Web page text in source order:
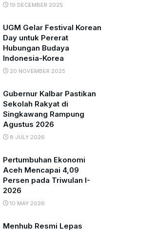
19 DECEMBER 2025
UGM Gelar Festival Korean
Day untuk Pererat
Hubungan Budaya
Indonesia-Korea
20 NOVEMBER 2025
Gubernur Kalbar Pastikan
Sekolah Rakyat di
Singkawang Rampung
Agustus 2026
8 JULY 2026
Pertumbuhan Ekonomi
Aceh Mencapai 4,09
Persen pada Triwulan I-
2026
10 MAY 2026
Menhub Resmi Lepas